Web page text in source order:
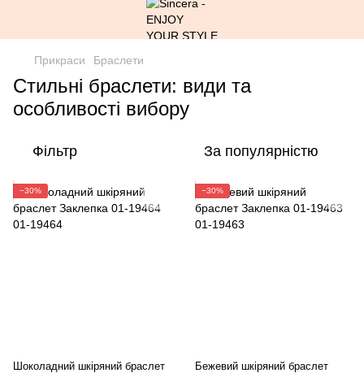
Прикраси Браслети
Стильні браслети: види та
особливості вибору
Фільтр За популярністю
−30%
Шоколадний шкіряний браслет
−30%
Бежевий шкіряний браслет